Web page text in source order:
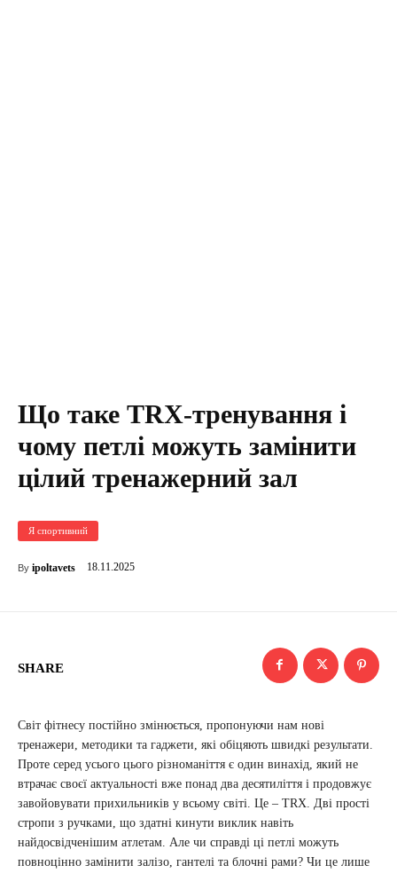
Що таке TRX-тренування і
чому петлі можуть замінити
цілий тренажерний зал
Я спортивний
By ipoltavets 18.11.2025
SHARE
Світ фітнесу постійно змінюється, пропонуючи нам нові
тренажери, методики та гаджети, які обіцяють швидкі результати.
Проте серед усього цього різноманіття є один винахід, який не
втрачає своєї актуальності вже понад два десятиліття і продовжує
завойовувати прихильників у всьому світі. Це – TRX. Дві прості
стропи з ручками, що здатні кинути виклик навіть
найдосвідченішим атлетам. Але чи справді ці петлі можуть
повноцінно замінити залізо, гантелі та блочні рами? Чи це лише